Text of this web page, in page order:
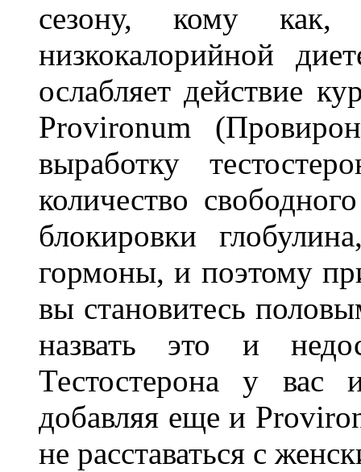
сезону, кому
низкокалорийной
ослабляет действие
Provironum
выработку
количество
блокировки
гормоны, и поэтому
вы становитесь
назвать это и
Тестостерона у вас
добавляя еще и
не расставаться с